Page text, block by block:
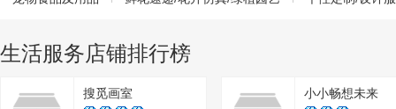
电影/演出/体育赛事 本地化生活服务
生活服务店铺排行榜
搜觅画室 小小畅想未来